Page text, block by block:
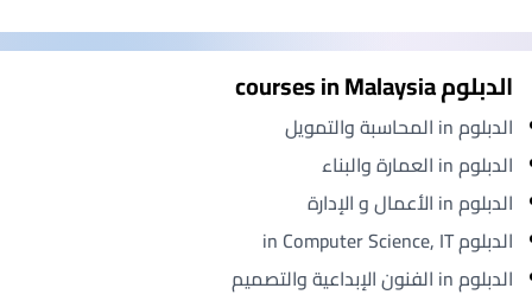
الدبلوم courses in Malaysia
الدبلوم in المحاسبة والتمويل
الدبلوم in العمارة والبناء
الدبلوم in الأعمال و الإدارة
الدبلوم in Computer Science, IT
الدبلوم in الفنون الإبداعية والتصميم